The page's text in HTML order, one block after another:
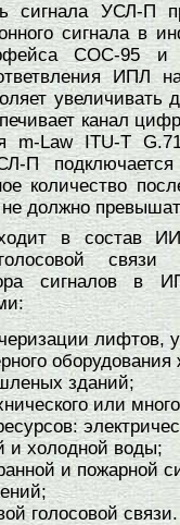
сигнала УСЛ-П
сигнала в
СОС-95 и
ИПЛ
канал
m-Law ITU-T
П
количество
должно
в состав
сигналов
лифтов,
зданий;
или
и холодной воды;
и пожарной
голосовой связи.